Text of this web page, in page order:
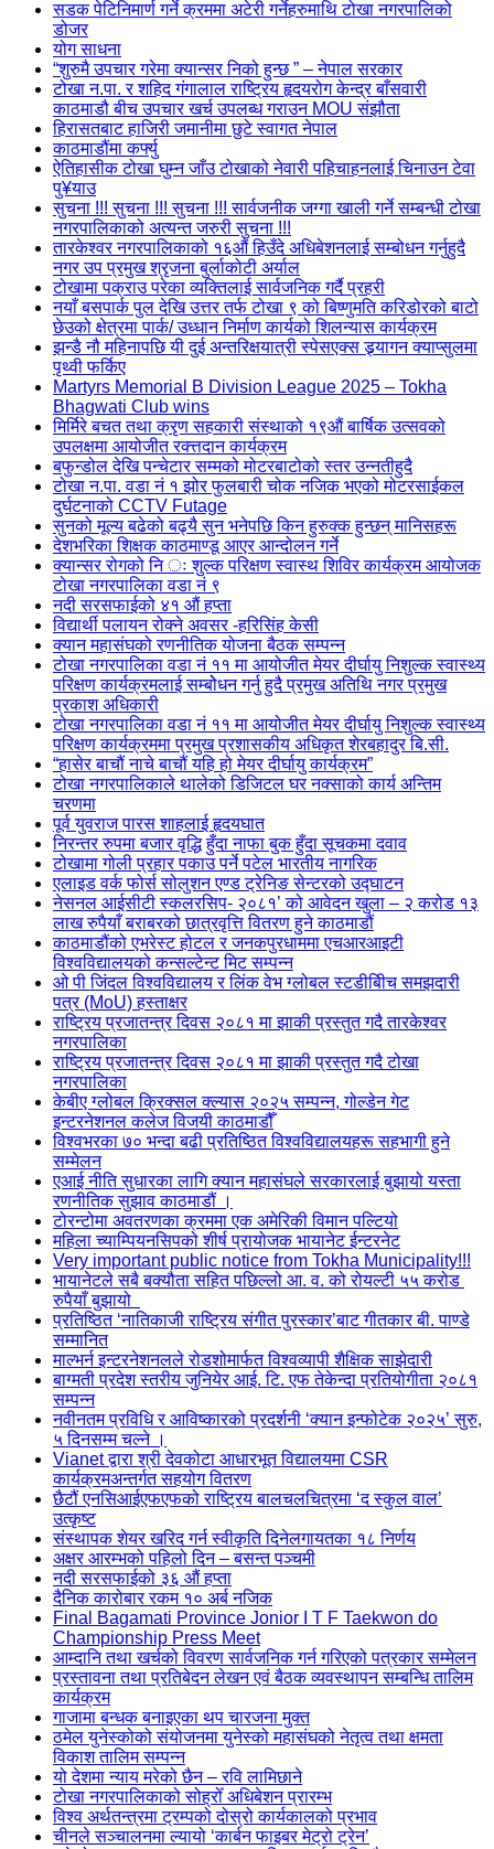
सडक पेटिनिमार्ण गर्ने क्रममा अटेरी गर्नेहरुमाथि टोखा नगरपालिको
डोजर
योग साधना
“शुरुमै उपचार गरेमा क्यान्सर निको हुन्छ ” – नेपाल सरकार
टोखा न.पा. र शहिद गंगालाल राष्ट्रिय हृदयरोग केन्द्र बाँसवारी
काठमाडौ बीच उपचार खर्च उपलब्ध गराउन MOU संझौता
हिरासतबाट हाजिरी जमानीमा छुटे स्वागत नेपाल
काठमाडौंमा कर्फ्यु
ऐतिहासीक टोखा घुम्न जाँउ टोखाको नेवारी पहिचाहनलाई चिनाउन टेवा
पु¥याउ
सुचना !!! सुचना !!! सुचना !!! सार्वजनीक जग्गा खाली गर्ने सम्बन्धी टोखा
नगरपालिकाको अत्यन्त जरुरी सुचना !!!
तारकेश्वर नगरपालिकाको १६औं हिउँदे अधिबेशनलाई सम्बोधन गर्नुहुदै
नगर उप प्रमुख श्रृजना बुर्लाकोटी अर्याल
टोखामा पक्राउ परेका व्यक्तिलाई सार्वजनिक गर्दै प्रहरी
नयाँ बसपार्क पुल देखि उत्तर तर्फ टोखा ९ को बिष्णुमति करिडोरको बाटो
छेउको क्षेत्रमा पार्क/ उध्धान निर्माण कार्यको शिलन्यास कार्यक्रम
झन्डै नौ महिनापछि यी दुई अन्तरिक्षयात्री स्पेसएक्स ड्र्यागन क्याप्सुलमा
पृथ्वी फर्किए
Martyrs Memorial B Division League 2025 – Tokha
Bhagwati Club wins
मिर्मिरे बचत तथा क्रृण सहकारी संस्थाको १९औं बार्षिक उत्सवको
उपलक्षमा आयोजीत रक्त्तदान कार्यक्रम
बफुन्डोल देखि पन्चेटार सम्मको मोटरबाटोको स्तर उन्नतीहुदै
टोखा न.पा. वडा नं १ झोर फुलबारी चोक नजिक भएको मोटरसाईकल
दुर्घटनाको CCTV Futage
सुनको मूल्य बढेको बढ्यै सुन भनेपछि किन हुरुक्क हुन्छन् मानिसहरू
देशभरिका शिक्षक काठमाण्डू आएर आन्दोलन गर्ने
क्यान्सर रोगको नि ः शुल्क परिक्षण स्वास्थ शिविर कार्यक्रम आयोजक
टोखा नगरपालिका वडा नं ९
नदी सरसफाईको ४१ औं हप्ता
विद्यार्थी पलायन रोक्ने अवसर -हरिसिंह केसी
क्यान महासंघको रणनीतिक योजना बैठक सम्पन्न
टोखा नगरपालिका वडा नं ११ मा आयोजीत मेयर दीर्घायु निशुल्क स्वास्थ्य
परिक्षण कार्यक्रमलाई सम्बोेधन गर्नु हुदै प्रमुख अतिथि नगर प्रमुख
प्रकाश अधिकारी
टोखा नगरपालिका वडा नं ११ मा आयोजीत मेयर दीर्घायु निशुल्क स्वास्थ्य
परिक्षण कार्यक्रममा प्रमुख प्रशासकीय अधिकृत शेरबहादुर बि.सी.
“हासेर बाचौं नाचे बाचौं यहि हो मेयर दीर्घायु कार्यक्रम”
टोखा नगरपालिकाले थालेको डिजिटल घर नक्साको कार्य अन्तिम
चरणमा
पूर्व युवराज पारस शाहलाई हृदयघात
निरन्तर रुपमा बजार वृद्धि हुँदा नाफा बुक हुँदा सूचकमा दवाव
टोखामा गोली प्रहार पकाउ पर्ने पटेल भारतीय नागरिक
एलाइड वर्क फोर्स सोलुशन एण्ड ट्रेनिङ सेन्टरको उद्घाटन
नेसनल आईसीटी स्कलरसिप- २०८१’ को आवेदन खुला – २ करोड १३
लाख रुपैयाँ बराबरको छात्रवृत्ति वितरण हुने काठमाडौं
काठमाडौंको एभरेस्ट होटल र जनकपुरधाममा एचआरआइटी
विश्वविद्यालयको कन्सल्टेन्ट मिट सम्पन्न
ओ पी जिंदल विश्वविद्यालय र लिंक वेभ ग्लोबल स्टडीबीिच समझदारी
पत्र (MoU) हस्ताक्षर
राष्ट्रिय प्रजातन्त्र दिवस २०८१ मा झाकी प्रस्तुत गदै तारकेश्वर
नगरपालिका
राष्ट्रिय प्रजातन्त्र दिवस २०८१ मा झाकी प्रस्तुत गदै टोखा
नगरपालिका
केबीए ग्लोबल क्रिक्सल क्ल्यास २०२५ सम्पन्न, गोल्डेन गेट
इन्टरनेशनल कलेज विजयी काठमाडौँ
विश्वभरका ७० भन्दा बढी प्रतिष्ठित विश्वविद्यालयहरू सहभागी हुने
सम्मेलन
एआई नीति सुधारका लागि क्यान महासंघले सरकारलाई बुझायो यस्ता
रणनीतिक सुझाव काठमाडौं ।
टोरन्टोमा अवतरणका क्रममा एक अमेरिकी विमान पल्टियो
महिला च्याम्पियनसिपको शीर्ष प्रायोजक भायानेट ईन्टरनेट
Very important public notice from Tokha Municipality!!!
भायानेटले सबै बक्यौता सहित पछिल्लो आ. व. को रोयल्टी ५५ करोड
रुपैयाँ बुझायो
प्रतिष्ठित ‘नातिकाजी राष्ट्रिय संगीत पुरस्कार’बाट गीतकार बी. पाण्डे
सम्मानित
माल्भर्न इन्टरनेशनलले रोडशोमार्फत विश्वव्यापी शैक्षिक साझेदारी
बाग्मती प्रदेश स्तरीय जुनियेर आई. टि. एफ तेकेन्दा प्रतियोगीता २०८१
सम्पन्न
नवीनतम प्रविधि र आविष्कारको प्रदर्शनी ‘क्यान इन्फोटेक २०२५’ सुरु,
५ दिनसम्म चल्ने ।
Vianet द्वारा श्री देवकोटा आधारभूत विद्यालयमा CSR
कार्यक्रमअन्तर्गत सहयोग वितरण
छैटौं एनसिआईएफएफको राष्ट्रिय बालचलचित्रमा ‘द स्कुल वाल’
उत्कृष्ट
संस्थापक शेयर खरिद गर्न स्वीकृति दिनेलगायतका १८ निर्णय
अक्षर आरम्भको पहिलो दिन – बसन्त पञ्चमी
नदी सरसफाईको ३६ औं हप्ता
दैनिक कारोबार रकम १० अर्ब नजिक
Final Bagamati Province Jonior I T F Taekwon do
Championship Press Meet
आम्दानि तथा खर्चको विवरण सार्वजनिक गर्न गरिएको पत्रकार सम्मेलन
प्रस्तावना तथा प्रतिबेदन लेखन एवं बैठक व्यवस्थापन सम्बन्धि तालिम
कार्यक्रम
गाजामा बन्धक बनाइएका थप चारजना मुक्त
ठमेल युनेस्कोको संयोजनमा युनेस्को महासंघको नेतृत्व तथा क्षमता
विकाश तालिम सम्पन्न
यो देशमा न्याय मरेको छैन – रवि लामिछाने
टोखा नगरपालिकाको सोह्रोँ अधिबेशन प्रारम्भ
विश्व अर्थतन्त्रमा ट्रम्पको दोस्रो कार्यकालको प्रभाव
चीनले सञ्चालनमा ल्यायो ‘कार्बन फाइबर मेट्रो ट्रेन’